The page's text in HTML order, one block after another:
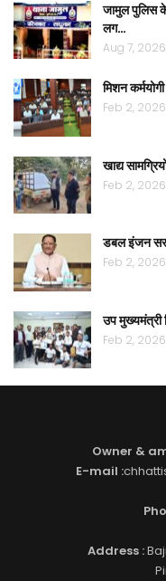
जामुल पुलिस
लग…
Aug 7, 2026
मिशन
Feb 2, 2026
खाद्य
Feb 2, 2026
डबल इंजन
Feb 2, 2026
उप मुख्यमंत्री
Feb 2, 2026
Owner &
E-mail :
Address :